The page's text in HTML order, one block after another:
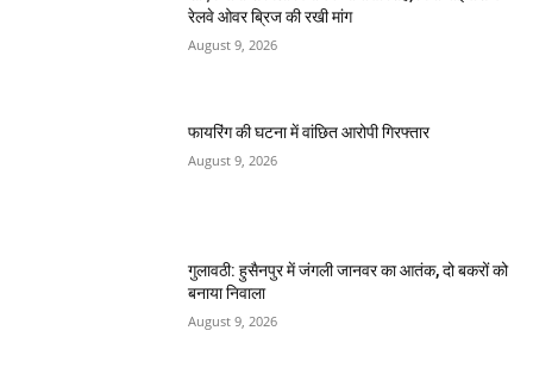
रेलवे ओवर ब्रिज की रखी मांग
August 9, 2026
फायरिंग की घटना में वांछित आरोपी गिरफ्तार
August 9, 2026
गुलावठी: हुसैनपुर में जंगली जानवर का आतंक, दो बकरों को
बनाया निवाला
August 9, 2026